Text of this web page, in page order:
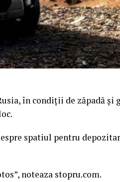
în condiţii de zăpadă şi
spatiul pentru
noteaza stopru.com.